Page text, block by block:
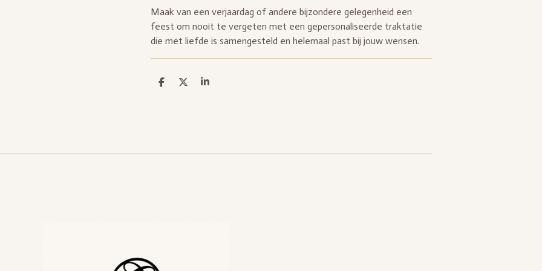
Maak van een verjaardag of andere bijzondere gelegenheid een
feest om nooit te vergeten met een gepersonaliseerde traktatie
die met liefde is samengesteld en helemaal past bij jouw wensen.
D
D
S